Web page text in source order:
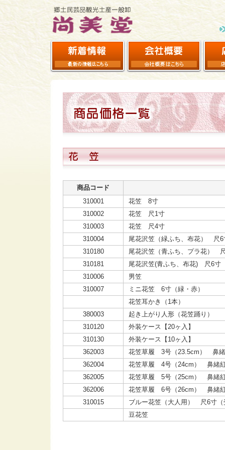
商品コード
310001
花笠 8寸
310002
花笠 尺1寸
310003
花笠 尺4寸
310004
尾花沢笠（緑ふち、布花） 尺6
310180
尾花沢笠（青ふち、プラ花）
310181
尾花沢笠(青ふち、布花) 尺6寸
310006
男笠
310007
ミニ花笠 6寸（緑・赤）
花笠耳かき（1本）
380003
起き上がり人形（花笠踊り）
310120
外装ケース【20ヶ入】
310130
外装ケース【10ヶ入】
362003
花笠草履 3号（23.5cm） 鼻
362004
花笠草履 4号（24cm） 鼻緒
362005
花笠草履 5号（25cm） 鼻緒
362006
花笠草履 6号（26cm） 鼻緒
310015
ブルー花笠（大人用） 尺6寸（
豆花笠